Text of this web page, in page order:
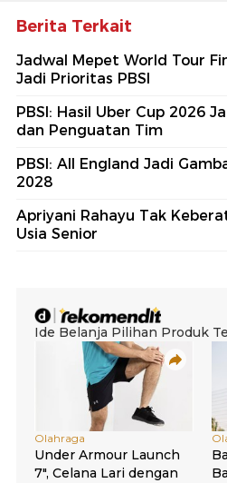
Berita Terkait
Jadwal Mepet World Tour
Jadi Prioritas PBSI
PBSI: Hasil Uber Cup 2026
dan Penguatan Tim
PBSI: All England Jadi
2028
Apriyani Rahayu Tak
Usia Senior